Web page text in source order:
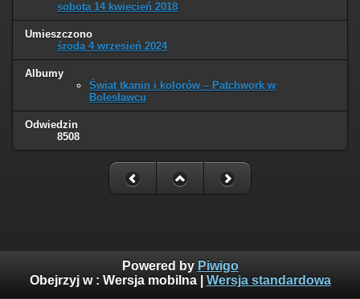
sobota 14 kwiecień 2018
Umieszczono
środa 4 wrzesień 2024
Albumy
Świat tkanin i kolorów – Patchwork w
Bolesławcu
Odwiedzin
8508
Powered by Piwigo
Obejrzyj w : Wersja mobilna| Wersja standardowa